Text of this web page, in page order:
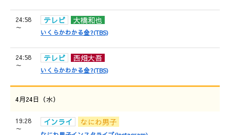
24:58
～
テレビ 大橋和也
いくらかわかる金?(TBS)
24:58
～
テレビ 西畑大吾
いくらかわかる金?(TBS)
4月24日（水）
19:28
～
インライ なにわ男子